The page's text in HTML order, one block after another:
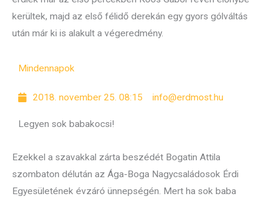
kerültek, majd az első félidő derekán egy gyors gólváltás
után már ki is alakult a végeredmény.
Mindennapok
2018. november 25. 08:15 info@erdmost.hu
Legyen sok babakocsi!
Ezekkel a szavakkal zárta beszédét Bogatin Attila
szombaton délután az Ága-Boga Nagycsaládosok Érdi
Egyesületének évzáró ünnepségén. Mert ha sok baba